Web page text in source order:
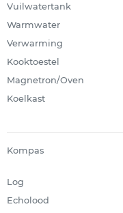
Vuilwatertank
Warmwater
Verwarming
Kooktoestel
Magnetron/Oven
Koelkast
Kompas
Log
Echolood